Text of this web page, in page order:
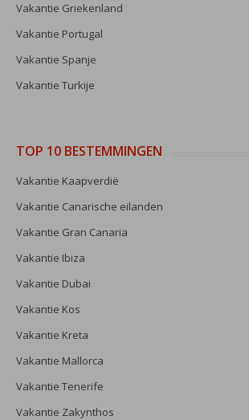
Vakantie Griekenland
Vakantie Portugal
Vakantie Spanje
Vakantie Turkije
TOP 10 BESTEMMINGEN
Vakantie Kaapverdië
Vakantie Canarische eilanden
Vakantie Gran Canaria
Vakantie Ibiza
Vakantie Dubai
Vakantie Kos
Vakantie Kreta
Vakantie Mallorca
Vakantie Tenerife
Vakantie Zakynthos